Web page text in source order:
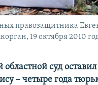
правозащитника
19 октября 2010
суд
– четыре года